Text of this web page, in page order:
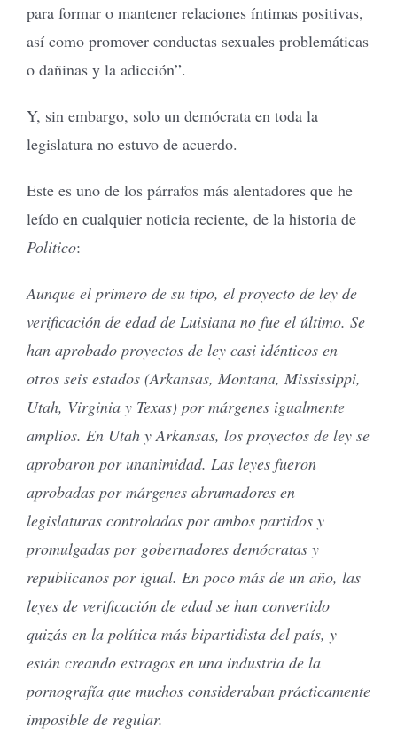
para formar o mantener relaciones íntimas positivas,
así como promover conductas sexuales problemáticas
o dañinas y la adicción”.
Y, sin embargo, solo un demócrata en toda la
legislatura no estuvo de acuerdo.
Este es uno de los párrafos más alentadores que he
leído en cualquier noticia reciente, de la historia de
Politico:
Aunque el primero de su tipo, el proyecto de ley de
verificación de edad de Luisiana no fue el último. Se
han aprobado proyectos de ley casi idénticos en
otros seis estados (Arkansas, Montana, Mississippi,
Utah, Virginia y Texas) por márgenes igualmente
amplios. En Utah y Arkansas, los proyectos de ley se
aprobaron por unanimidad. Las leyes fueron
aprobadas por márgenes abrumadores en
legislaturas controladas por ambos partidos y
promulgadas por gobernadores demócratas y
republicanos por igual. En poco más de un año, las
leyes de verificación de edad se han convertido
quizás en la política más bipartidista del país, y
están creando estragos en una industria de la
pornografía que muchos consideraban prácticamente
imposible de regular.